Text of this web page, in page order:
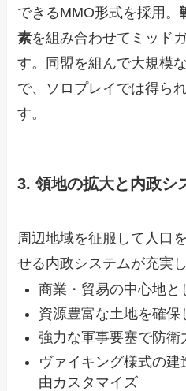
できるMMO形式を採用。
素を組み合わせてミッド
す。同盟を組んで大規模
で、ソロプレイでは得ら
す。
3. 領地の拡大と内政シ
周辺地域を征服して人口
せる内政システムが充実
商業・貿易の中心地と
資源豊富な土地を確保
強力な軍事要塞で防衛
ヴァイキング様式の建
由カスタマイズ